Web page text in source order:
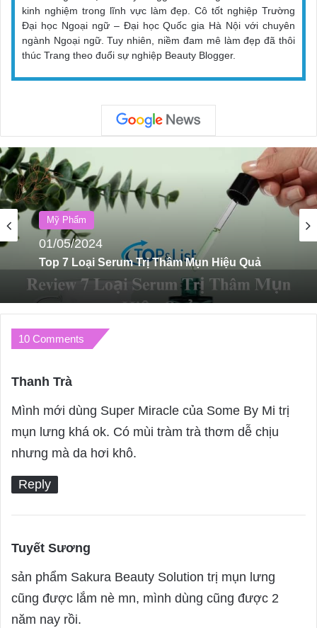
kinh nghiệm trong lĩnh vực làm đẹp. Cô tốt nghiệp Trường
Đại học Ngoại ngữ – Đại học Quốc gia Hà Nội với chuyên
ngành Ngoại ngữ. Tuy nhiên, niềm đam mê làm đẹp đã thôi
thúc Trang theo đuổi sự nghiệp Beauty Blogger.
Mỹ Phẩm
01/05/2024
Top 7 Loại Serum Trị Thâm Mụn Hiệu Quả
10 Comments
Thanh Trà
a
y
s
Mình mới dùng Super Miracle của Some By Mi trị
mụn lưng khá ok. Có mùi tràm trà thơm dễ chịu
nhưng mà da hơi khô.
Reply
Tuyết Sương
a
y
sản phẩm Sakura Beauty Solution trị mụn lưng
cũng được lắm nè mn, mình dùng cũng được 2
năm nay rồi.